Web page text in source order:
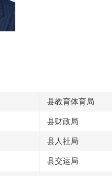
县教育体育局
县财政局
县人社局
县交运局